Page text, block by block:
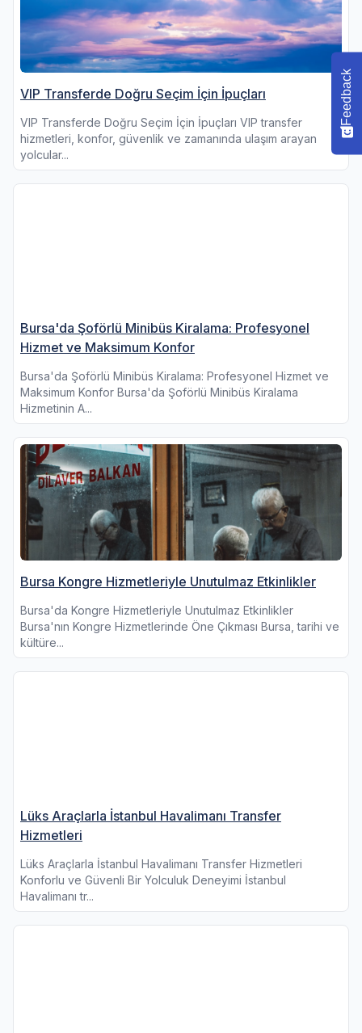
VIP Transferde Doğru Seçim İçin İpuçları
VIP Transferde Doğru Seçim İçin İpuçları VIP transfer
hizmetleri, konfor, güvenlik ve zamanında ulaşım arayan
yolcular...
Bursa'da Şoförlü Minibüs Kiralama: Profesyonel
Hizmet ve Maksimum Konfor
Bursa'da Şoförlü Minibüs Kiralama: Profesyonel Hizmet ve
Maksimum Konfor Bursa'da Şoförlü Minibüs Kiralama
Hizmetinin A...
Bursa Kongre Hizmetleriyle Unutulmaz Etkinlikler
Bursa'da Kongre Hizmetleriyle Unutulmaz Etkinlikler
Bursa'nın Kongre Hizmetlerinde Öne Çıkması Bursa, tarihi ve
kültüre...
Lüks Araçlarla İstanbul Havalimanı Transfer
Hizmetleri
Lüks Araçlarla İstanbul Havalimanı Transfer Hizmetleri
Konforlu ve Güvenli Bir Yolculuk Deneyimi İstanbul
Havalimanı tr...
Feedback